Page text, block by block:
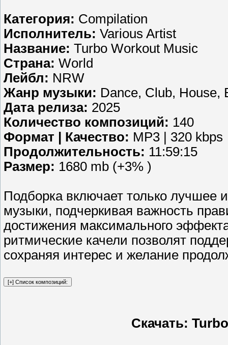
Категория: Compilation
Исполнитель: Various Artist
Название: Turbo Workout Music
Страна: World
Лейбл: NRW
Жанр музыки: Dance, Club, House,
Дата релиза: 2025
Количество композиций: 140
Формат | Качество: MP3 | 320 kbps
Продолжительность: 11:59:15
Размер: 1680 mb (+3% )
Подборка включает только лучшее
музыки, подчеркивая важность
достижения максимального
ритмические качели позволят
сохраняя интерес и желание
Скачать: